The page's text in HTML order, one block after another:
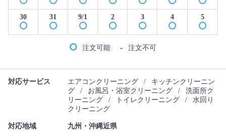
30 31 9/1 2 3 4 5
注文可能 - 注文不可
対応サービス エアコンクリーニング /
キッチンクリーニン
グ
/ お風呂・浴室クリーニング /
洗面所ク
リーニング
/ トイレクリーニング /
水回り
クリーニング
対応地域 九州・沖縄近県